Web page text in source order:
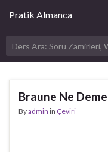
Pratik Almanca
Braune Ne
Byadmin in Çeviri